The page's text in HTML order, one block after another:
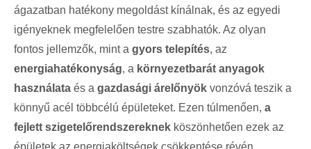
ágazatban hatékony megoldást kínálnak, és az egyedi
igényeknek megfelelően testre szabhatók. Az olyan
fontos jellemzők, mint a gyors telepítés, az
energiahatékonyság, a környezetbarát anyagok
használata és a gazdasági árelőnyök vonzóvá teszik a
könnyű acél többcélú épületeket. Ezen túlmenően, a
fejlett szigetelőrendszereknek köszönhetően ezek az
épületek az energiaköltségek csökkentése révén